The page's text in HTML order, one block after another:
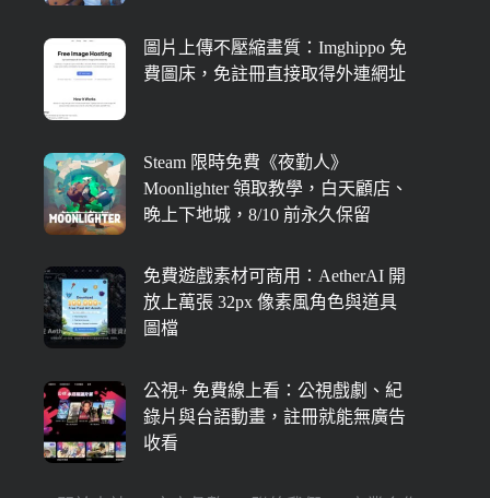
圖片上傳不壓縮畫質：Imghippo 免
費圖床，免註冊直接取得外連網址
Steam 限時免費《夜勤人》
Moonlighter 領取教學，白天顧店、
晚上下地城，8/10 前永久保留
免費遊戲素材可商用：AetherAI 開
放上萬張 32px 像素風角色與道具
圖檔
公視+ 免費線上看：公視戲劇、紀
錄片與台語動畫，註冊就能無廣告
收看